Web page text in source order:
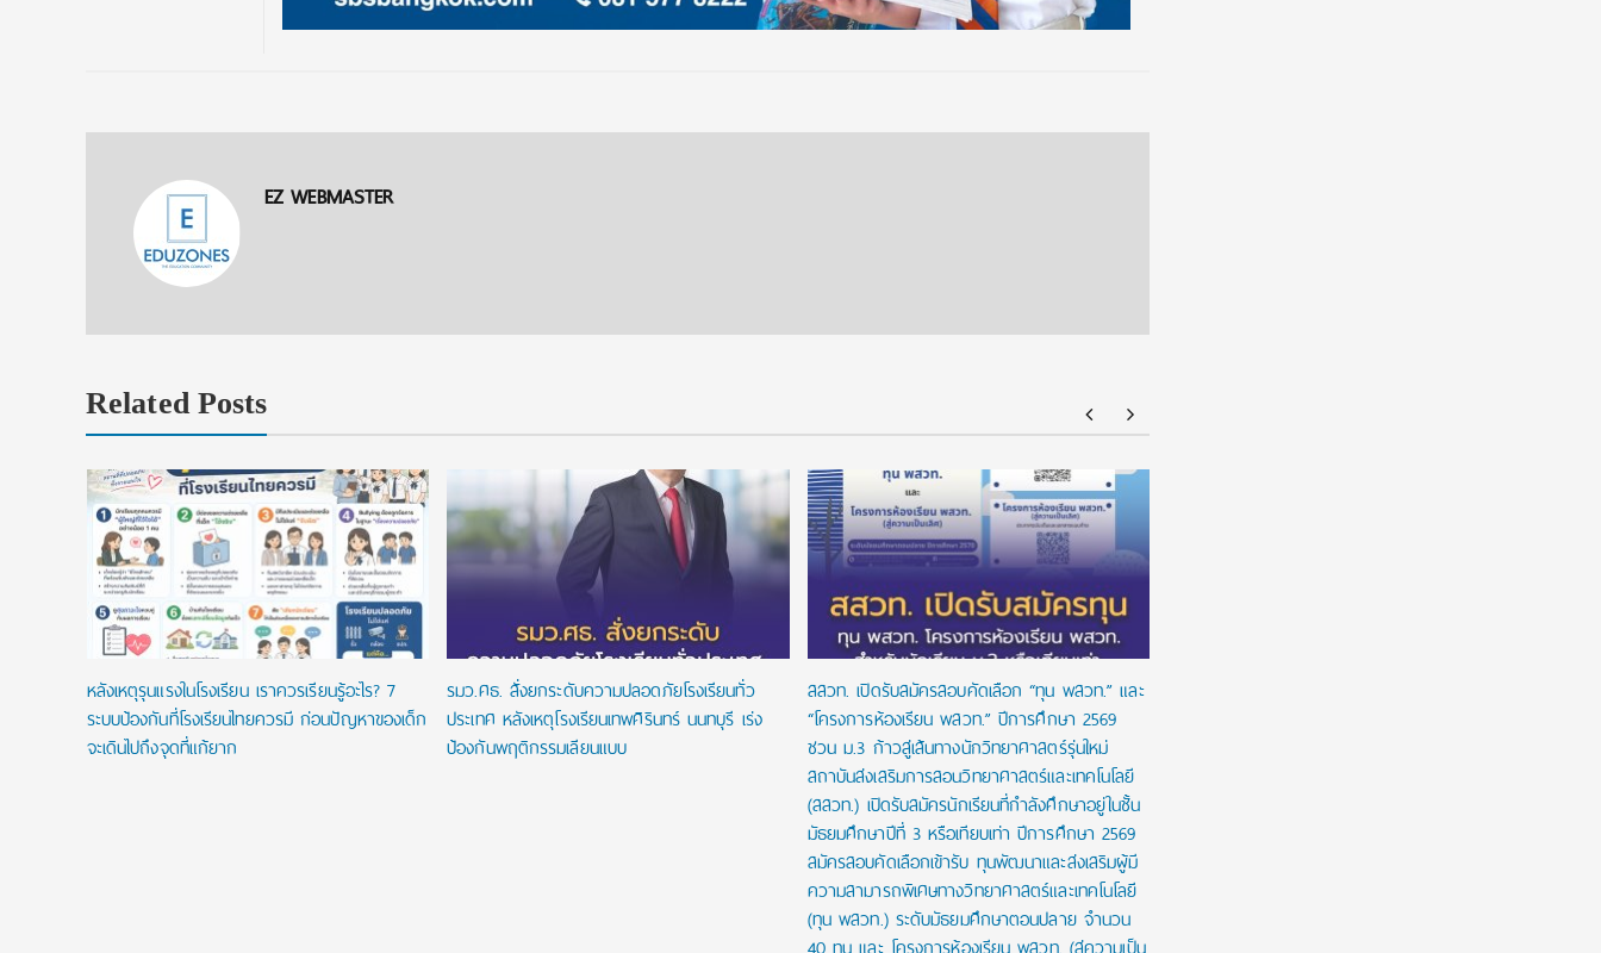
EZ WEBMASTER
Related Posts
หลังเหตุรุนแรงในโรงเรียน เราควรเรียนรู้อะไร? 7
ระบบป้องกันที่โรงเรียนไทยควรมี ก่อนปัญหาของเด็ก
จะเดินไปถึงจุดที่แก้ยาก
รมว.ศธ. สั่งยกระดับความปลอดภัยโรงเรียนทั่ว
ประเทศ หลังเหตุโรงเรียนเทพศิรินทร์ นนทบุรี เร่ง
ป้องกันพฤติกรรมเลียนแบบ
สสวท. เปิดรับสมัครสอบคัดเลือก “ทุน พสวท.” และ
“โครงการห้องเรียน พสวท.” ปีการศึกษา 2569
ชวน ม.3 ก้าวสู่เส้นทางนักวิทยาศาสตร์รุ่นใหม่
สถาบันส่งเสริมการสอนวิทยาศาสตร์และเทคโนโลยี
(สสวท.) เปิดรับสมัครนักเรียนที่กำลังศึกษาอยู่ในชั้น
มัธยมศึกษาปีที่ 3 หรือเทียบเท่า ปีการศึกษา 2569
สมัครสอบคัดเลือกเข้ารับ ทุนพัฒนาและส่งเสริมผู้มี
ความสามารถพิเศษทางวิทยาศาสตร์และเทคโนโลยี
(ทุน พสวท.) ระดับมัธยมศึกษาตอนปลาย จำนวน